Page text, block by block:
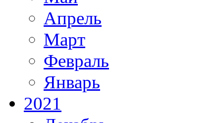
Апрель
Март
Февраль
Январь
2021